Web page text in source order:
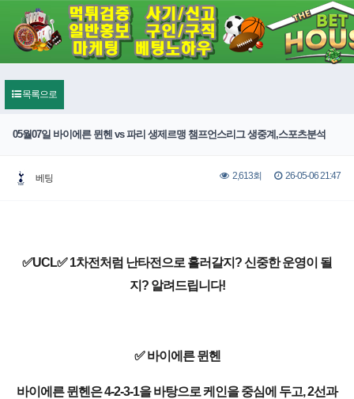
목록으로
05월07일 바이에른 뮌헨 vs 파리 생제르맹 챔프언스리그 생중계,스포츠분석
베팅 2,613회 26-05-06 21:47
✅UCL✅ 1차전처럼 난타전으로 흘러갈지? 신중한 운영이 될
지? 알려드립니다!
✅ 바이에른 뮌헨
바이에른 뮌헨은 4-2-3-1을 바탕으로 케인을 중심에 두고, 2선과